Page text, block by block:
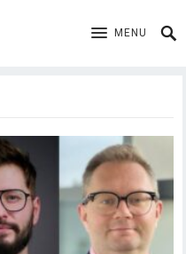
MENU